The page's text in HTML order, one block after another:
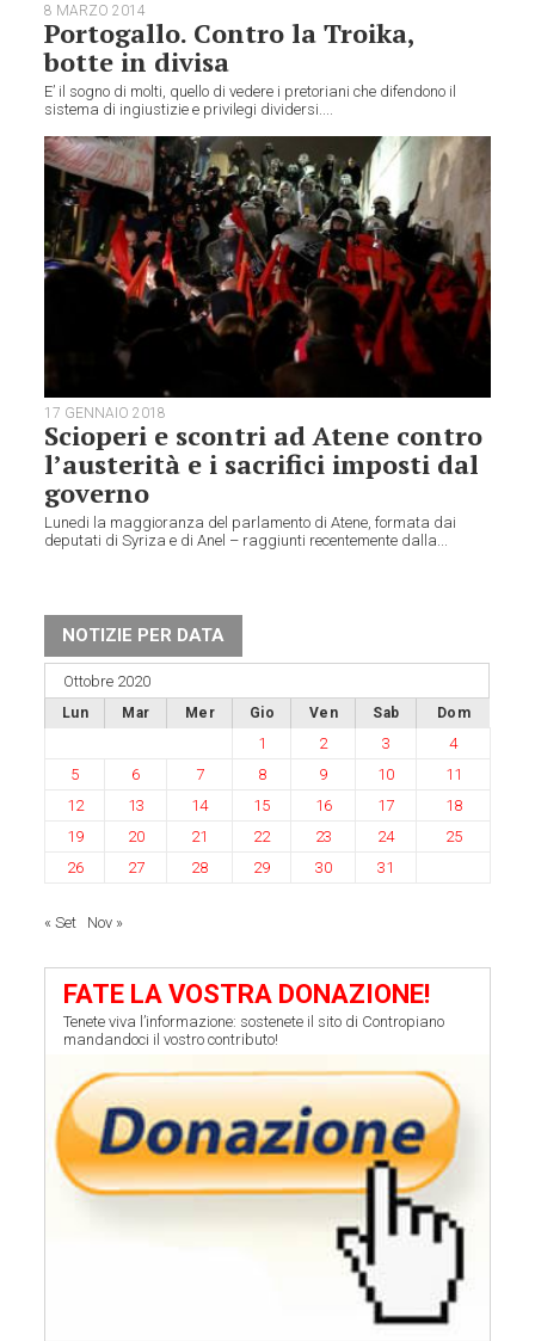
8 MARZO 2014
Portogallo. Contro la Troika,
botte in divisa
E’ il sogno di molti, quello di vedere i pretoriani che difendono il
sistema di ingiustizie e privilegi dividersi....
17 GENNAIO 2018
Scioperi e scontri ad Atene contro
l’austerità e i sacrifici imposti dal
governo
Lunedi la maggioranza del parlamento di Atene, formata dai
deputati di Syriza e di Anel – raggiunti recentemente dalla...
NOTIZIE PER DATA
Ottobre 2020
Lun Mar Mer Gio Ven Sab Dom
1 2 3
4
5
6 7 8 9 10
11
12
13 14 15 16 17
18
19
20 21 22 23 24
25
26
27 28 29 30 31
« Set Nov »
FATE LA VOSTRA DONAZIONE!
Tenete viva l’informazione: sostenete il sito di Contropiano
mandandoci il vostro contributo!